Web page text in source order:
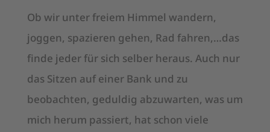
Ob wir unter freiem Himmel wandern,
joggen, spazieren gehen, Rad fahren,…das
finde jeder für sich selber heraus. Auch nur
das Sitzen auf einer Bank und zu
beobachten, geduldig abzuwarten, was um
mich herum passiert, hat schon viele